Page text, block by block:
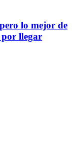
lo mejor de
por llegar